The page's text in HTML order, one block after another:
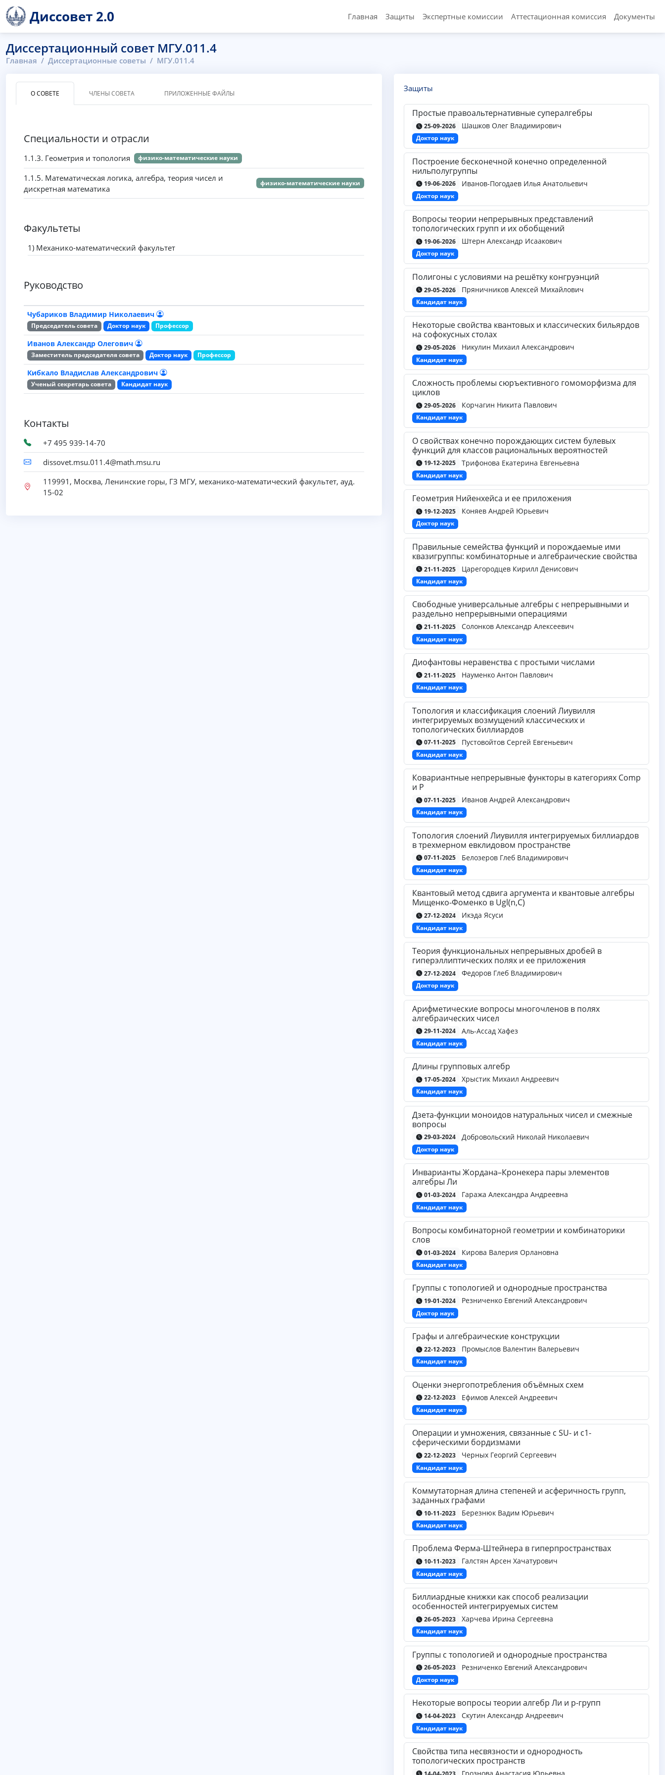
Диссовет 2.0 Главная Защиты Экспертные комиссии Аттестационная комиссия Документы
Диссертационный совет МГУ.011.4
Главная Диссертационные советы МГУ.011.4
О СОВЕТЕ ЧЛЕНЫ СОВЕТА ПРИЛОЖЕННЫЕ ФАЙЛЫ
Специальности и отрасли
1.1.3. Геометрия и топология физико-математические науки
1.1.5. Математическая логика, алгебра, теория чисел и
дискретная математика
физико-математические науки
Факультеты
1) Механико-математический факультет
Руководство
Чубариков Владимир Николаевич
Председатель совета Доктор наук Профессор
Иванов Александр Олегович
Заместитель председателя совета Доктор наук Профессор
Кибкало Владислав Александрович
Ученый секретарь совета Кандидат наук
Контакты
+7 495 939-14-70
dissovet.msu.011.4@math.msu.ru
119991, Москва, Ленинские горы, ГЗ МГУ, механико-математический факультет, ауд.
15-02
Защиты
Простые правоальтернативные супералгебры
25-09-2026 Шашков Олег Владимирович
Доктор наук
Построение бесконечной конечно определенной
нильполугруппы
19-06-2026 Иванов-Погодаев Илья Анатольевич
Доктор наук
Вопросы теории непрерывных представлений
топологических групп и их обобщений
19-06-2026 Штерн Александр Исаакович
Доктор наук
Полигоны с условиями на решётку конгруэнций
29-05-2026 Пряничников Алексей Михайлович
Кандидат наук
Некоторые свойства квантовых и классических бильярдов
на софокусных столах
29-05-2026 Никулин Михаил Александрович
Кандидат наук
Сложность проблемы сюръективного гомоморфизма для
циклов
29-05-2026 Корчагин Никита Павлович
Кандидат наук
О свойствах конечно порождающих систем булевых
функций для классов рациональных вероятностей
19-12-2025 Трифонова Екатерина Евгеньевна
Кандидат наук
Геометрия Нийенхейса и ее приложения
19-12-2025 Коняев Андрей Юрьевич
Доктор наук
Правильные семейства функций и порождаемые ими
квазигруппы: комбинаторные и алгебраические свойства
21-11-2025 Царегородцев Кирилл Денисович
Кандидат наук
Свободные универсальные алгебры с непрерывными и
раздельно непрерывными операциями
21-11-2025 Солонков Александр Алексеевич
Кандидат наук
Диофантовы неравенства с простыми числами
21-11-2025 Науменко Антон Павлович
Кандидат наук
Топология и классификация слоений Лиувилля
интегрируемых возмущений классических и
топологических биллиардов
07-11-2025 Пустовойтов Сергей Евгеньевич
Кандидат наук
Ковариантные непрерывные функторы в категориях Comp
и P
07-11-2025 Иванов Андрей Александрович
Кандидат наук
Топология слоений Лиувилля интегрируемых биллиардов
в трехмерном евклидовом пространстве
07-11-2025 Белозеров Глеб Владимирович
Кандидат наук
Квантовый метод сдвига аргумента и квантовые алгебры
Мищенко-Фоменко в Ugl(n,C)
27-12-2024 Икэда Ясуси
Кандидат наук
Теория функциональных непрерывных дробей в
гиперэллиптических полях и ее приложения
27-12-2024 Федоров Глеб Владимирович
Доктор наук
Арифметические вопросы многочленов в полях
алгебраических чисел
29-11-2024 Аль-Ассад Хафез
Кандидат наук
Длины групповых алгебр
17-05-2024 Хрыстик Михаил Андреевич
Кандидат наук
Дзета-функции моноидов натуральных чисел и смежные
вопросы
29-03-2024 Добровольский Николай Николаевич
Доктор наук
Инварианты Жордана–Кронекера пары элементов
алгебры Ли
01-03-2024 Гаража Александра Андреевна
Кандидат наук
Вопросы комбинаторной геометрии и комбинаторики
слов
01-03-2024 Кирова Валерия Орлановна
Кандидат наук
Группы с топологией и однородные пространства
19-01-2024 Резниченко Евгений Александрович
Доктор наук
Графы и алгебраические конструкции
22-12-2023 Промыслов Валентин Валерьевич
Кандидат наук
Оценки энергопотребления объёмных схем
22-12-2023 Ефимов Алексей Андреевич
Кандидат наук
Операции и умножения, связанные с SU- и c1-
сферическими бордизмами
22-12-2023 Черных Георгий Сергеевич
Кандидат наук
Коммутаторная длина степеней и асферичность групп,
заданных графами
10-11-2023 Березнюк Вадим Юрьевич
Кандидат наук
Проблема Ферма-Штейнера в гиперпространствах
10-11-2023 Галстян Арсен Хачатурович
Кандидат наук
Биллиардные книжки как способ реализации
особенностей интегрируемых систем
26-05-2023 Харчева Ирина Сергеевна
Кандидат наук
Группы с топологией и однородные пространства
26-05-2023 Резниченко Евгений Александрович
Доктор наук
Некоторые вопросы теории алгебр Ли и p-групп
14-04-2023 Скутин Александр Андреевич
Кандидат наук
Свойства типа несвязности и однородность
топологических пространств